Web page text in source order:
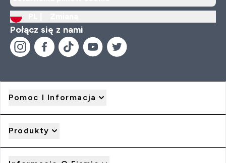
Połącz się z nami
Pomoc I Informacja
Produkty